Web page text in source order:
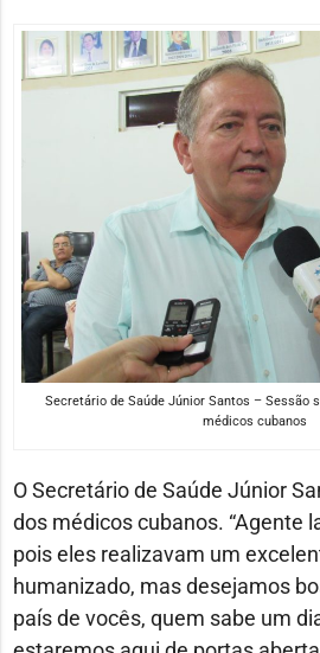
Secretário de Saúde Júnior Santos – Sessão
médicos cubanos
O Secretário de Saúde Júnior
dos médicos cubanos. “Agente
pois eles realizavam um
humanizado, mas desejamos
país de vocês, quem sabe um